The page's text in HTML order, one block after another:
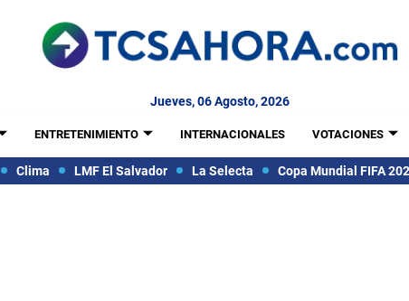
Jueves, 06 Agosto, 2026
ENTRETENIMIENTO INTERNACIONALES VOTACIONES
Clima LMF El Salvador La Selecta Copa Mundial FIFA